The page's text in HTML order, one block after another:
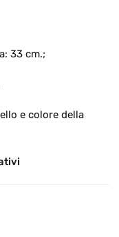
33 cm.;
e colore della